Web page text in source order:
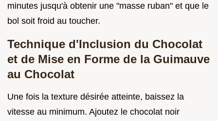
minutes jusqu'à obtenir une "masse ruban" et que le
bol soit froid au toucher.
Technique d'Inclusion du Chocolat
et de Mise en Forme de la Guimauve
au Chocolat
Une fois la texture désirée atteinte, baissez la
vitesse au minimum. Ajoutez le chocolat noir